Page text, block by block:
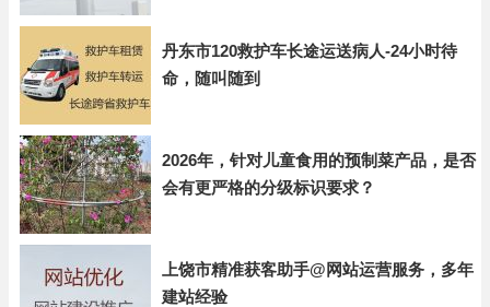
丹东市120救护车长途运送病人-24小时待
命，随叫随到
2026年，针对儿童食用的预制菜产品，是否
会有更严格的分级标识要求？
上饶市精准获客助手@网站运营服务，多年
建站经验